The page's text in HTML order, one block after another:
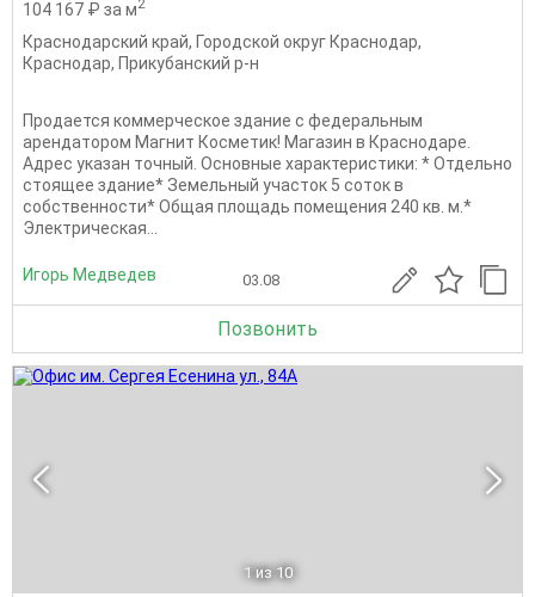
104 167 ₽ за м2
Краснодарский край, Городской округ Краснодар,
Краснодар, Прикубанский р-н
Продается коммерческое здание с федеральным
арендатором Магнит Косметик! Магазин в Краснодаре.
Адрес указан точный. Основные характеристики: * Отдельно
стоящее здание* Земельный участок 5 соток в
собственности* Общая площадь помещения 240 кв. м.*
Электрическая...
Игорь Медведев 03.08
Позвонить
1 из 10